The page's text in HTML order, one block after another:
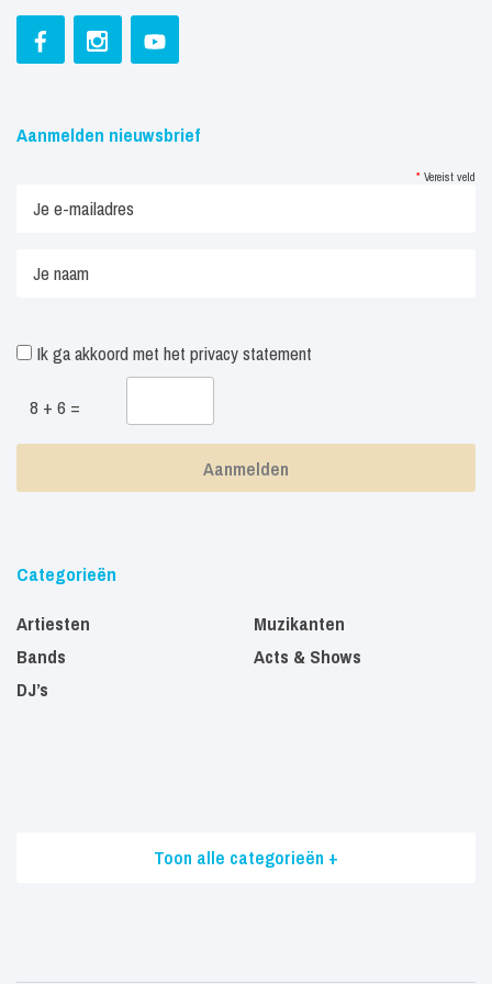
Aanmelden nieuwsbrief
* Vereist veld
Ik ga akkoord met het privacy statement
8 + 6 =
Categorieën
Artiesten
Bands
DJ’s
Muzikanten
Acts & Shows
Toon alle categorieën +